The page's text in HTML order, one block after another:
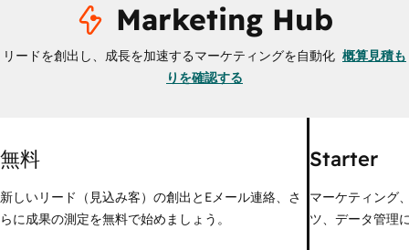
Marketing Hub
リードを創出し、成長を加速するマーケティングを自動化 概算見積も
りを確認する
無料
新しいリード（見込み客）の創出とEメール連絡、さ
らに成果の測定を無料で始めましょう。
Starter
マーケティング
ツ、データ管理